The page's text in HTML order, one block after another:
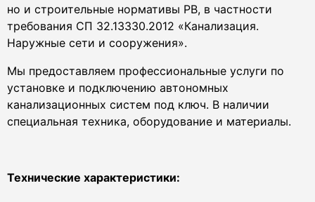
но и строительные нормативы РВ, в частности
требования СП 32.13330.2012 «Канализация.
Наружные сети и сооружения».
Мы предоставляем профессиональные услуги по
установке и подключению автономных
канализационных систем под ключ. В наличии
специальная техника, оборудование и материалы.
Технические характеристики: